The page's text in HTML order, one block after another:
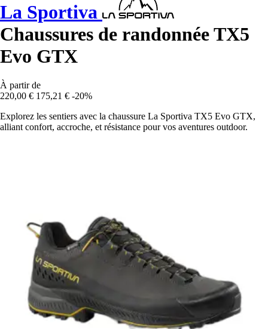
La Sportiva
Chaussures de randonnée TX5
Evo GTX
À partir de
220,00 € 175,21 € -20%
Explorez les sentiers avec la chaussure La Sportiva TX5 Evo GTX,
alliant confort, accroche, et résistance pour vos aventures outdoor.